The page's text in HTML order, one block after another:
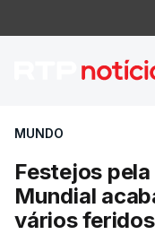
MUNDO
Festejos
Mundial
vários feridos